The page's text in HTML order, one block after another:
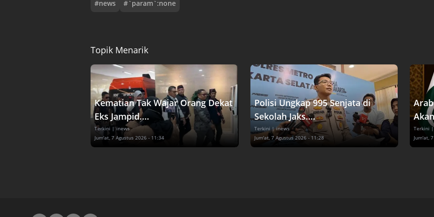
#news #`param`:none
Topik Menarik
Kematian Tak Wajar Orang Dekat
Eks Jampid....
Terkini | inews
Jum'at, 7 Agustus 2026 - 11:34
Polisi Ungkap 995 Senjata di
Sekolah Jaks....
Terkini | inews
Jum'at, 7 Agustus 2026 - 11:28
Terkini |
Jum'at,